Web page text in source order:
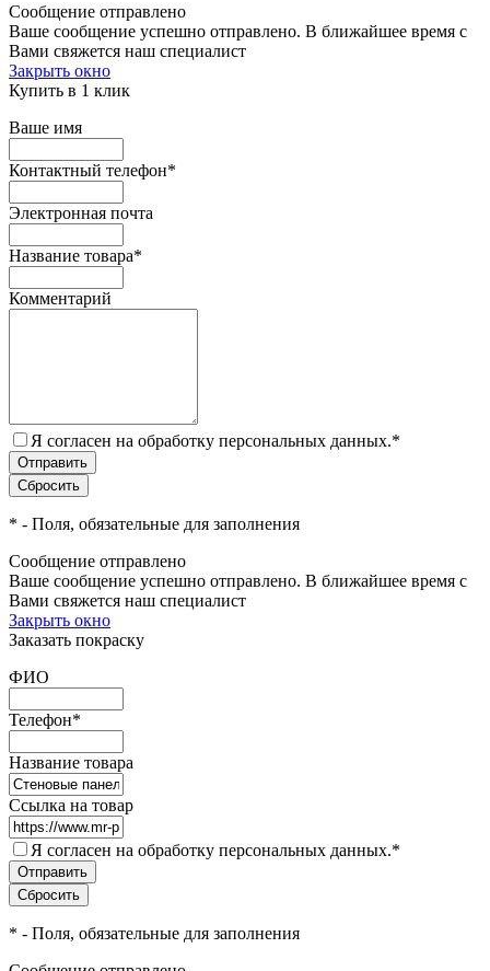
Сообщение отправлено
Ваше сообщение успешно отправлено. В ближайшее время с
Вами свяжется наш специалист
Закрыть окно
Купить в 1 клик
Ваше имя
Контактный телефон*
Электронная почта
Название товара*
Комментарий
Я согласен на обработку персональных данных.*
* - Поля, обязательные для заполнения
Сообщение отправлено
Ваше сообщение успешно отправлено. В ближайшее время с
Вами свяжется наш специалист
Закрыть окно
Заказать покраску
ФИО
Телефон*
Название товара
Ссылка на товар
Я согласен на обработку персональных данных.*
* - Поля, обязательные для заполнения